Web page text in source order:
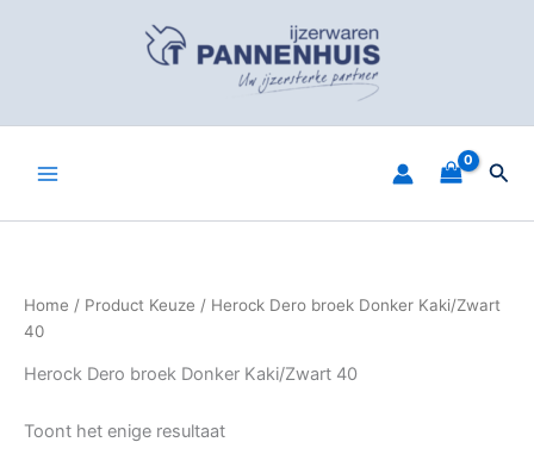
Home / Product Keuze / Herock Dero broek Donker Kaki/Zwart
40
Herock Dero broek Donker Kaki/Zwart 40
Toont het enige resultaat